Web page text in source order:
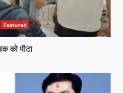
Featured
को पीटा